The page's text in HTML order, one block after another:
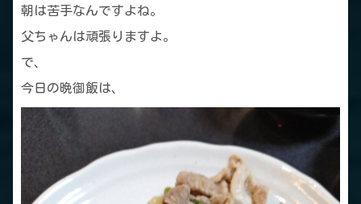
朝は苦手なんですよね。
父ちゃんは頑張りますよ。
で、
今日の晩御飯は、